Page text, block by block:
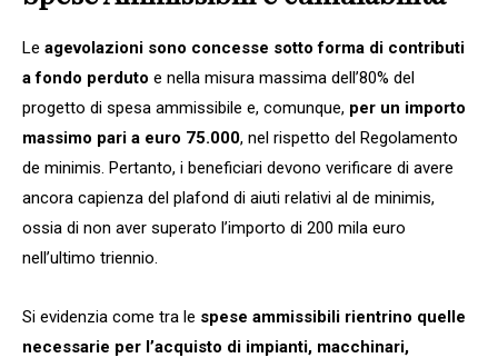
Le agevolazioni sono concesse sotto forma di contributi
a fondo perduto e nella misura massima dell’80% del
progetto di spesa ammissibile e, comunque, per un importo
massimo pari a euro 75.000, nel rispetto del Regolamento
de minimis. Pertanto, i beneficiari devono verificare di avere
ancora capienza del plafond di aiuti relativi al de minimis,
ossia di non aver superato l’importo di 200 mila euro
nell’ultimo triennio.
Si evidenzia come tra le spese ammissibili rientrino quelle
necessarie per l’acquisto di impianti, macchinari,